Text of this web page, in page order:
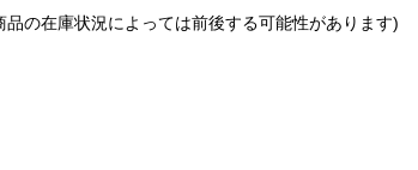
品の在庫状況によっては前後する可能性があります)